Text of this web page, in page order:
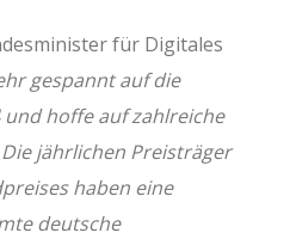
für Digitales
gespannt auf die
hoffe auf zahlreiche
jährlichen Preisträger
haben eine
deutsche